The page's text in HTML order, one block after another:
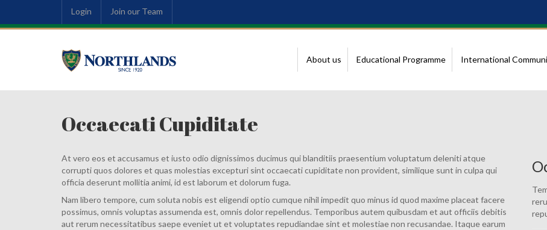
Login Join our Team
About us Educational Programme International
Occaecati Cupiditate
At vero eos et accusamus et iusto odio dignissimos ducimus qui blanditiis praesentium voluptatum deleniti atque
corrupti quos dolores et quas molestias excepturi sint occaecati cupiditate non provident, similique sunt in culpa qui
officia deserunt mollitia animi, id est laborum et dolorum fuga.
Nam libero tempore, cum soluta nobis est eligendi optio cumque nihil impedit quo minus id quod maxime placeat facere
possimus, omnis voluptas assumenda est, omnis dolor repellendus. Temporibus autem quibusdam et aut officiis debitis
aut rerum necessitatibus saepe eveniet ut et voluptates repudiandae sint et molestiae non recusandae. Itaque earum